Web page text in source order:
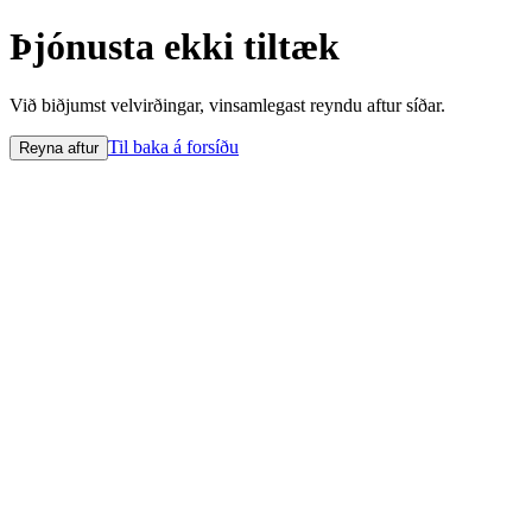
Þjónusta ekki tiltæk
Við biðjumst velvirðingar, vinsamlegast reyndu aftur síðar.
Reyna aftur Til baka á forsíðu